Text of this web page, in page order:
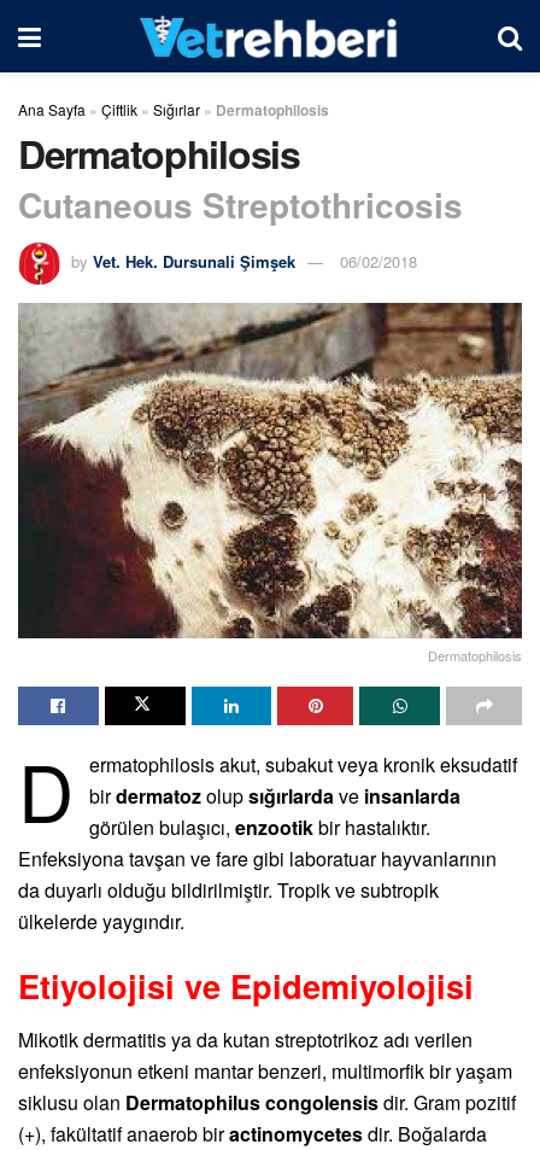
Ana Sayfa » Çiftlik » Sığırlar » Dermatophilosis
Dermatophilosis
Cutaneous Streptothricosis
by Vet. Hek. Dursunali Şimşek 06/02/2018
Dermatophilosis
D
ermatophilosis akut, subakut veya kronik eksudatif
birdermatozolupsığırlardave insanlarda
görülen bulaşıcı, enzootikbir hastalıktır.
Enfeksiyona tavşan ve fare gibi laboratuar hayvanlarının
da duyarlı olduğu bildirilmiştir. Tropik ve subtropik
ülkelerde yaygındır.
Etiyolojisi ve Epidemiyolojisi
Mikotik dermatitis ya da kutan streptotrikoz adı verilen
enfeksiyonun etkeni mantar benzeri, multimorfik bir yaşam
siklusu olan Dermatophilus congolensisdir. Gram pozitif
(+), fakültatif anaerob biractinomycetesdir. Boğalarda